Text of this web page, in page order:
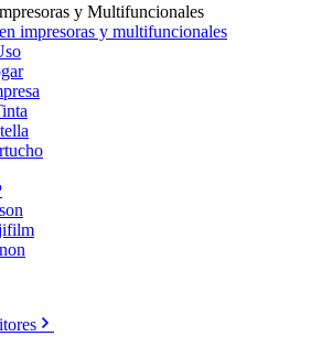
y Multifuncionales
impresoras y multifuncionales